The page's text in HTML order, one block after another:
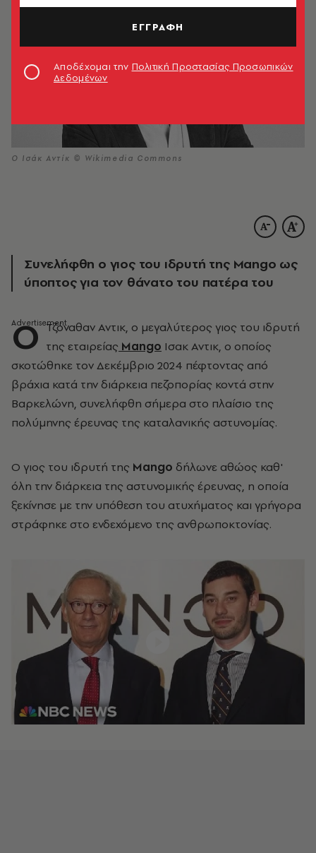
Ο Ισάκ Αντίκ © Wikimedia Commons
Συνελήφθη ο γιος του ιδρυτή της Mango ως
ύποπτος για τον θάνατο του πατέρα του
Ο Τζόναθαν Αντικ, ο μεγαλύτερος γιος του ιδρυτή
της εταιρείας Mango Ισακ Αντικ, ο οποίος
σκοτώθηκε τον Δεκέμβριο 2024 πέφτοντας από
βράχια κατά την διάρκεια πεζοπορίας κοντά στην
Βαρκελώνη, συνελήφθη σήμερα στο πλαίσιο της
πολύμηνης έρευνας της καταλανικής αστυνομίας.
Ο γιος του ιδρυτή της Mango δήλωνε αθώος καθ'
όλη την διάρκεια της αστυνομικής έρευνας, η οποία
ξεκίνησε με την υπόθεση του ατυχήματος και γρήγορα
στράφηκε στο ενδεχόμενο της ανθρωποκτονίας.
ΕΓΓΡΑΦΗ
Αποδέχομαι την Πολιτική Προστασίας Προσωπικών
Δεδομένων